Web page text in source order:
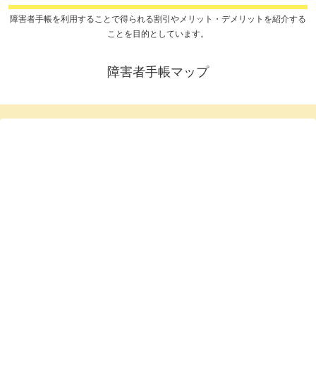
障害者手帳を利用することで得られる割引やメリット・デメリットを紹介する
ことを目的としています。
障害者手帳マップ